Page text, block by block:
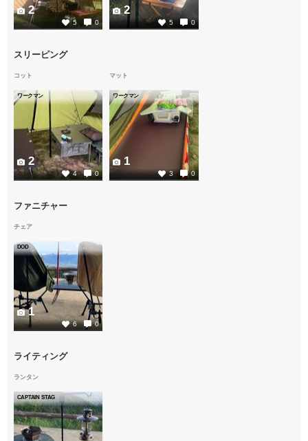
5 0
2
5 0
2
スリーピング
コット
ワークマン
4 0
2
マット
ワークマン
3 0
1
ファニチャー
チェア
DOD
6 0
1
ライティング
ランタン
CAPTAIN STAG